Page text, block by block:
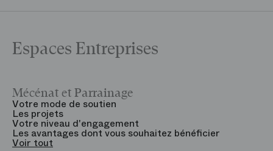
Espaces Entreprises
Mécénat et Parrainage
Votre mode de soutien
Les projets
Votre niveau d'engagement
Les avantages dont vous souhaitez bénéficier
Voir tout